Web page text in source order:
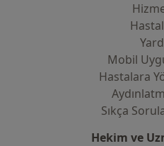
Mobil
Hastalara
Sıkça
Hekim ve